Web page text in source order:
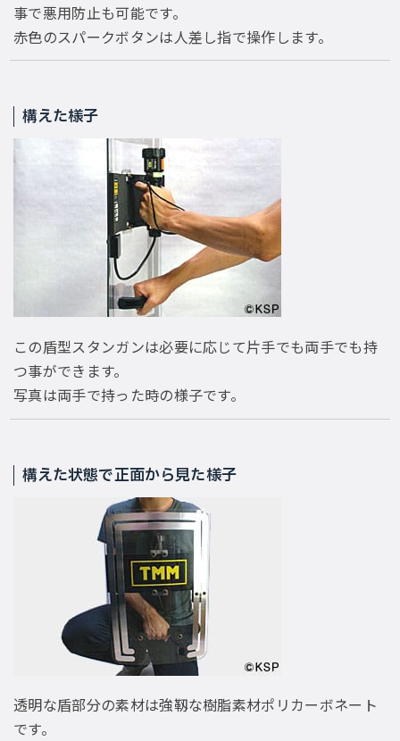
事で悪用防止も可能です。
赤色のスパークボタンは人差し指で操作します。
構えた様子
この盾型スタンガンは必要に応じて片手でも両手でも持
つ事ができます。
写真は両手で持った時の様子です。
構えた状態で正面から見た様子
透明な盾部分の素材は強靱な樹脂素材ポリカーボネート
です。